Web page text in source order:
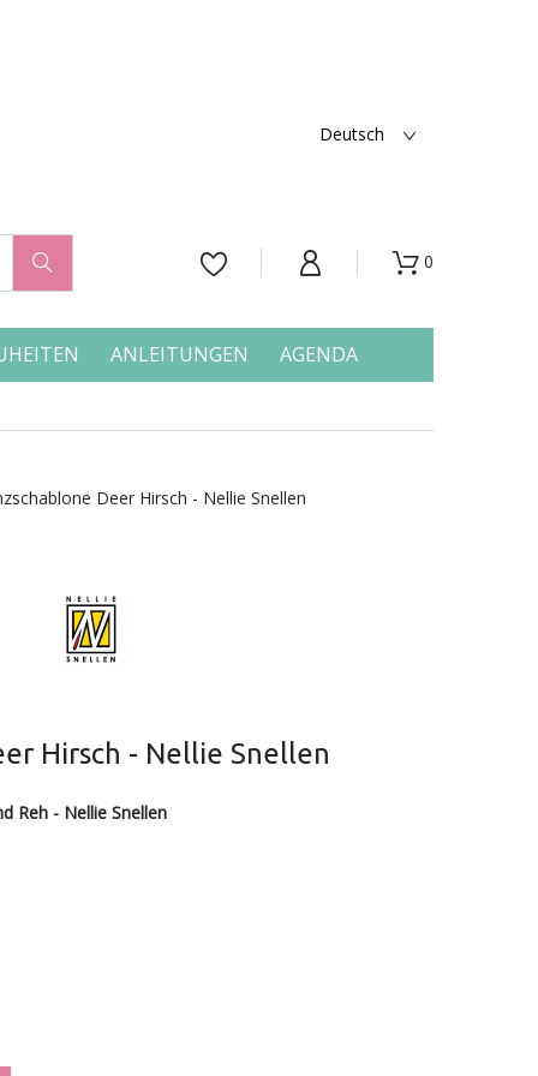
Deutsch
    0
ANLEITUNGEN AGENDA
Deer Hirsch - Nellie Snellen
Hirsch - Nellie Snellen
Reh - Nellie Snellen